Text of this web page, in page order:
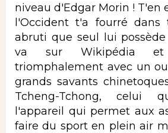
niveau d'Edgar Morin ! T'en
l'Occident t'a fourré dans
abruti que seul lui possède
va sur Wikipédia et
triomphalement avec un
grands savants
Tcheng-Tchong, celui
l'appareil qui permet aux
faire du sport en plein air